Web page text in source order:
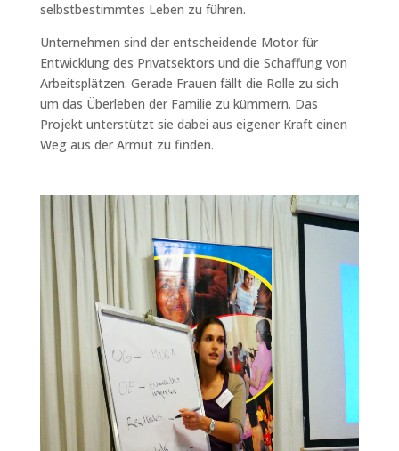
selbstbestimmtes Leben zu führen.
Unternehmen sind der entscheidende Motor für
Entwicklung des Privatsektors und die Schaffung von
Arbeitsplätzen. Gerade Frauen fällt die Rolle zu sich
um das Überleben der Familie zu kümmern. Das
Projekt unterstützt sie dabei aus eigener Kraft einen
Weg aus der Armut zu finden.